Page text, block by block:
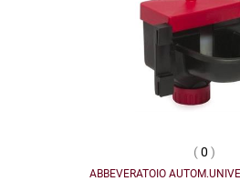
(0 )
ABBEVERATOIO